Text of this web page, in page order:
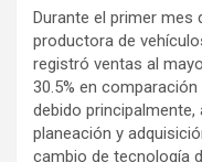
Durante el primer mes
productora de
registró ventas al
30.5% en
debido
planeación y
cambio de tecnología